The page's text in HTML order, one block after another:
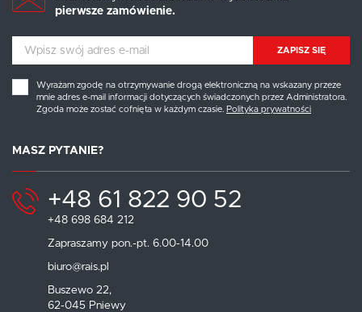
pierwsze zamówienie.
ZAPISZ SIĘ
Wyrażam zgodę na otrzymywanie drogą elektroniczną na wskazany przeze
mnie adres e-mail informacji dotyczących świadczonych przez Administratora.
Zgoda może zostać cofnięta w każdym czasie. Polityka prywatności
MASZ PYTANIE?
+48 61 822 90 52
+48 698 684 212
Zapraszamy pon.-pt. 6.00-14.00
biuro@rais.pl
Buszewo 22,
62-045 Pniewy